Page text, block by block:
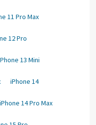
11 Pro Max
12 Pro
13 Mini
iPhone 14
iPhone 14 Pro Max